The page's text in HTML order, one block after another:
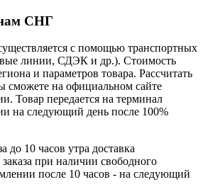
СНГ
с помощью транспортных
линии, СДЭК и др.). Стоимость
и параметров товара. Рассчитать
сможете на официальном сайте
Товар передается на терминал
на следующий день после 100%
до 10 часов утра доставка
при наличии свободного
после 10 часов - на следующий